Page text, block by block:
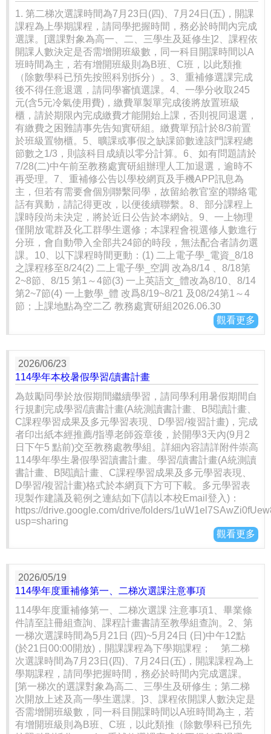
1. 第二梯次選課時間為7月23日(四)、7月24日(五)，開課
課程為上學期課程，請同學把握時間，務必於時間內完成
選課。[選課對象為高一、二、三學生及延修生]2、課程依
開課人數決定是否需增開班級數，同一科目開課時間以A
班時間為主，若有增開班級則為B班、C班，以此類推
（除數學科已預先按照科別拆分）。3、重補修選課完成
後不得任意退選，請同學審慎選課。4、一學分收取245
元(含5元冷氣使用費)，繳費單製單完成後將放置班級
櫃，請於期限內完成繳費才能開始上課，否則視同退選，
有繳費之困難請事先告知實研組。繳費單預計於8/3前置
於班級置物櫃。5、曠課或事假之缺課節數達該門課程總
節數之1/3，則該科目成績以零分計算。6、如有問題請於
7/28(二)中午前至教務處實研組辦理人工加退選，逾時不
再受理。7、重補修公告以學校網頁及手機APP訊息為
主，但若有需要會個別聯繫同學，故留給教官室的聯絡電
話有異動，請記得更改，以便後續聯繫。8、部分課程上
課時段尚未決定，將於近日公告於本網站。9、一上物理
僅開放電群及化工群學生選修；本課程會視選修人數進行
分班，會自動帶入全部共24節的時段，無法配合者請勿選
課。10、以下課程時間更動：(1) 二上電子學_電資_8/18
之課程移至8/24(2) 二上電子學_空調 改為8/14 、8/18第
2~8節、8/15 第1～4節(3) 一上英語文_體改為8/10、8/14
第2~7節(4) 一上數學_體 改爲8/19~8/21 及08/24第1～4
節；上課地點為空二乙 教務處實研組2026.06.30
觀看更多
2026/06/23
114學年本校暑假學習/讀書計畫
為鼓勵同學於放假期間繼續學習，請同學利用暑假期間自
行規劃完成學習/讀書計畫(A統測讀書計畫、B閱讀計畫、
C課程學習成果及多元學習表現、D學習/複習計畫)，完成
者印出紙本經推薦/指導老師簽章後，於開學3天內(9月2
日下午5 點前)交至教務處教學組。詳細內容請詳附件崇高
114學年學生暑假學習讀書計畫。學習/讀書計畫(A統測讀
書計畫、B閱讀計畫、C課程學習成果及多元學習表現、
D學習/複習計畫)格式於本網頁下方可下載。多元學習表
現製作建議及範例之連結如下(請以本校Email登入)：
https://drive.google.com/drive/folders/
usp=sharing
觀看更多
2026/05/19
114學年度重補修第一、二梯次選課注意事項
114學年度重補修第一、二梯次選課 注意事項1、畢業條
件請至註冊組查詢、課程計畫書請至教學組查詢。2、第
一梯次選課時間為5月21日 (四)~5月24日 (日)中午12點
(於21日00:00開放)，開課課程為下學期課程； 第二梯
次選課時間為7月23日(四)、7月24日(五)，開課課程為上
學期課程，請同學把握時間，務必於時間內完成選課。
[第一梯次的選課對象為高二、三學生及研修生；第二梯
次開放上述及高一學生選課。]3、課程依開課人數決定是
否需增開班級數，同一科目開課時間以A班時間為主，若
有增開班級則為B班、C班，以此類推（除數學科已預先